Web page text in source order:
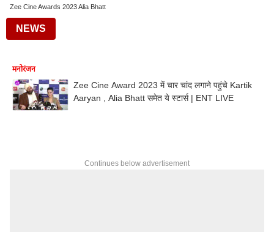
Zee Cine Awards 2023 Alia Bhatt
NEWS
मनोरंजन
Zee Cine Award 2023 में चार चांद लगाने पहुंचे Kartik
Aaryan , Alia Bhatt समेत ये स्टार्स | ENT LIVE
Continues below advertisement